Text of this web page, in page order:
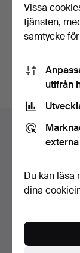
Hjälp och kontakt
Kontakta support
Vi skickar med
Auctionet
Vissa
tjänsten,
samtycke
utifrån
Du kan läsa
dina